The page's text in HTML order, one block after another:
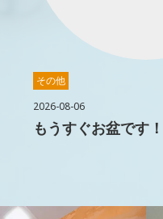
その他
2026-08-06
もうすぐお盆です！